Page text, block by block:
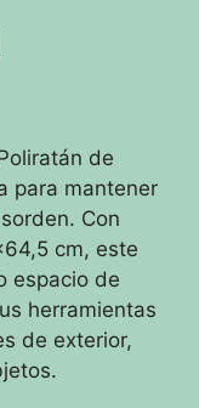
de
para mantener
Con
cm, este
espacio de
herramientas
de exterior,